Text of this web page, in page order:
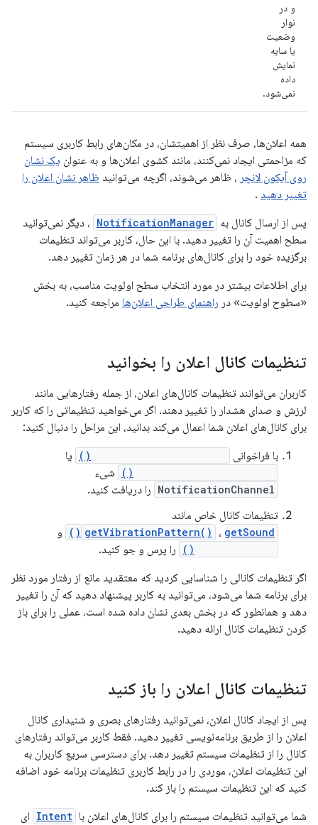
و در
نوار
وضعیت
یا سایه
نمایش
داده
نمی‌شود.
همه اعلان‌ها، صرف نظر از اهمیتشان، در مکان‌های رابط کاربری سیستم
که مزاحمتی ایجاد نمی‌کنند، مانند کشوی اعلان‌ها و به عنوان یک نشان
روی آیکون لانچر ، ظاهر می‌شوند، اگرچه می‌توانید ظاهر نشان اعلان را
تغییر دهید .
پس از ارسال کانال به NotificationManager ، دیگر نمی‌توانید
سطح اهمیت آن را تغییر دهید. با این حال، کاربر می‌تواند تنظیمات
برگزیده خود را برای کانال‌های برنامه شما در هر زمان تغییر دهد.
برای اطلاعات بیشتر در مورد انتخاب سطح اولویت مناسب، به بخش
«سطوح اولویت» در راهنمای طراحی اعلان‌ها مراجعه کنید.
تنظیمات کانال اعلان را بخوانید
کاربران می‌توانند تنظیمات کانال‌های اعلان، از جمله رفتارهایی مانند
لرزش و صدای هشدار را تغییر دهند. اگر می‌خواهید تنظیماتی را که کاربر
برای کانال‌های اعلان شما اعمال می‌کند بدانید، این مراحل را دنبال کنید:
با فراخوانی
یا
شیء
NotificationChannel را دریافت کنید.
تنظیمات کانال خاص مانند
getVibrationPattern() ، getSound() و
را پرس و جو کنید.
اگر تنظیمات کانالی را شناسایی کردید که معتقدید مانع از رفتار مورد نظر
برای برنامه شما می‌شود، می‌توانید به کاربر پیشنهاد دهید که آن را تغییر
دهد و همانطور که در بخش بعدی نشان داده شده است، عملی را برای باز
کردن تنظیمات کانال ارائه دهید.
تنظیمات کانال اعلان را باز کنید
پس از ایجاد کانال اعلان، نمی‌توانید رفتارهای بصری و شنیداری کانال
اعلان را از طریق برنامه‌نویسی تغییر دهید. فقط کاربر می‌تواند رفتارهای
کانال را از تنظیمات سیستم تغییر دهد. برای دسترسی سریع کاربران به
این تنظیمات اعلان، موردی را در رابط کاربری تنظیمات برنامه خود اضافه
کنید که این تنظیمات سیستم را باز کند.
شما می‌توانید تنظیمات سیستم را برای کانال‌های اعلان با Intent ای